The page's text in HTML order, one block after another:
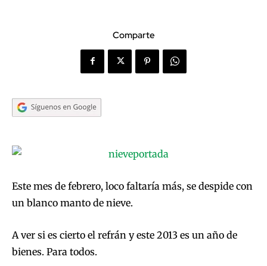
Comparte
Este mes de febrero, loco faltaría más, se despide con
un blanco manto de nieve.
A ver si es cierto el refrán y este 2013 es un año de
bienes. Para todos.